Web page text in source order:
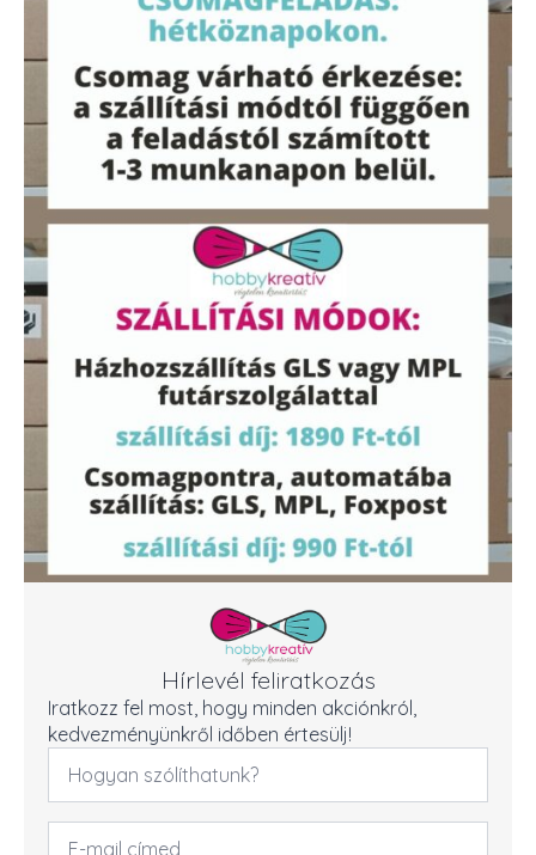
Hírlevél feliratkozás
Iratkozz fel most, hogy minden akciónkról,
kedvezményünkről időben értesülj!
Név
Email
cím